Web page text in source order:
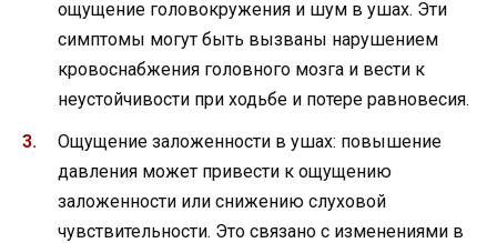
ощущение головокружения и шум в ушах. Эти
симптомы могут быть вызваны нарушением
кровоснабжения головного мозга и вести к
неустойчивости при ходьбе и потере равновесия.
Ощущение заложенности в ушах: повышение
давления может привести к ощущению
заложенности или снижению слуховой
чувствительности. Это связано с изменениями в